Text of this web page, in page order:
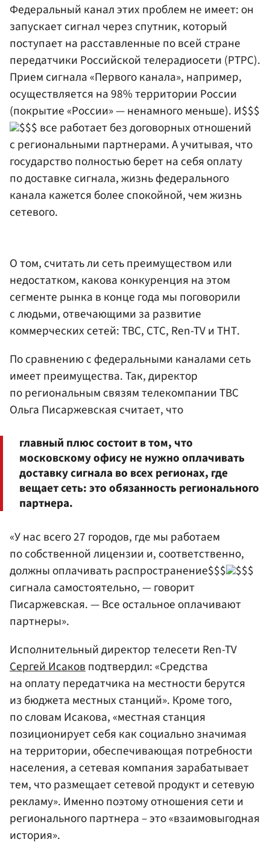
Федеральный канал этих проблем не имеет: он
запускает сигнал через спутник, который
поступает на расставленные по всей стране
передатчики Российской телерадиосети (РТРС).
Прием сигнала «Первого канала», например,
осуществляется на 98% территории России
(покрытие «России» — ненамного меньше). И$$$
$$$ все работает без договорных отношений
с региональными партнерами. А учитывая, что
государство полностью берет на себя оплату
по доставке сигнала, жизнь федерального
канала кажется более спокойной, чем жизнь
сетевого.
О том, считать ли сеть преимуществом или
недостатком, какова конкуренция на этом
сегменте рынка в конце года мы поговорили
с людьми, отвечающими за развитие
коммерческих сетей: ТВС, СТС, Ren-TV и ТНТ.
По сравнению с федеральными каналами сеть
имеет преимущества. Так, директор
по региональным связям телекомпании ТВС
Ольга Писаржевская считает, что
главный плюс состоит в том, что
московскому офису не нужно оплачивать
доставку сигнала во всех регионах, где
вещает сеть: это обязанность регионального
партнера.
«У нас всего 27 городов, где мы работаем
по собственной лицензии и, соответственно,
должны оплачивать распространение$$$
$$$
сигнала самостоятельно, — говорит
Писаржевская. — Все остальное оплачивают
партнеры».
Исполнительный директор телесети Ren-TV
Сергей Исаковподтвердил: «Средства
на оплату передатчика на местности берутся
из бюджета местных станций». Кроме того,
по словам Исакова, «местная станция
позиционирует себя как социально значимая
на территории, обеспечивающая потребности
населения, а сетевая компания зарабатывает
тем, что размещает сетевой продукт и сетевую
рекламу». Именно поэтому отношения сети и
регионального партнера – это «взаимовыгодная
история».